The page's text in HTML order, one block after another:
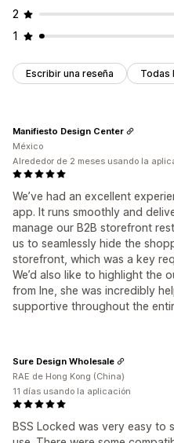
2
1
Escribir una reseña Todas
We’ve had an excellent
app. It runs smoothly and
manage our B2B storefront
us to seamlessly hide the
storefront, which was a key
We’d also like to highlight the
from Ine, she was incredibly
supportive throughout the
Manifiesto Design Center
México
Alrededor de 2 meses usando la
BSS Locked was very easy
Sure Design Wholesale
RAE de Hong Kong (China)
11 días usando la aplicación